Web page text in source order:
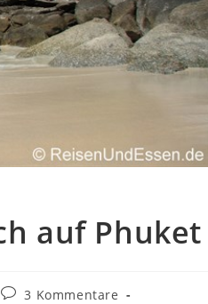
auf Phuket
Beitrags-
3 Kommentare